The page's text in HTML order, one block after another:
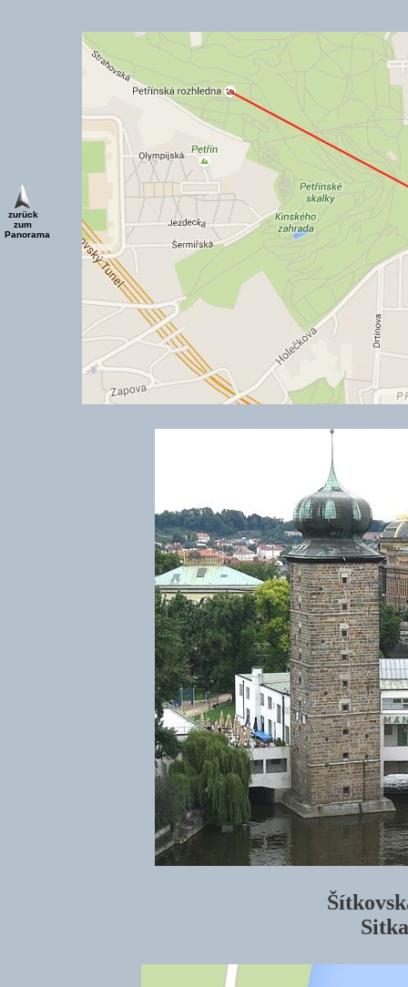
zurück
zum
Panorama